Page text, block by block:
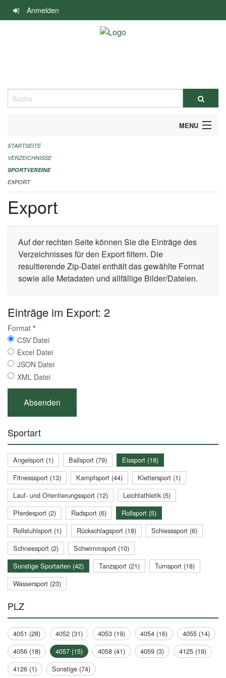
Navigation
überspringen
Anmelden
Suche
MENU
ALLGEMEINE INFORMATIONEN
FINANZIELLE UNTERSTÜTZUNG BENÖTIGT?
KONTAKT
STARTSEITE
VERZEICHNISSE
SPORTVEREINE
EXPORT
Export
Auf der rechten Seite können Sie die Einträge des
Verzeichnisses für den Export filtern. Die
resultierende Zip-Datei enthält das gewählte Format
sowie alle Metadaten und allfällige Bilder/Dateien.
Einträge im Export: 2
Format *
CSV Datei
Excel Datei
JSON Datei
XML Datei
Sportart
Angelsport (1) Ballsport (79)
Eissport (18)
Fitnesssport (13)
Kampfsport (44)
Klettersport (1)
Lauf- und Orientierungssport (12)
Leichtathletik (5)
Pferdesport (2)
Radsport (6)
Rollsport (5)
Rollstuhlsport (1)
Rückschlagsport (18)
Schiesssport (6)
Schneesport (2)
Schwimmsport (10)
Sonstige Sportarten (42)
Tanzsport (21)
Turnsport (18)
Wassersport (23)
PLZ
4051 (28) 4052 (31) 4053 (19) 4054 (16)
4055 (14)
4056 (18)
4057 (15) 4058 (41) 4059 (3)
4125 (19)
4126 (1)
Sonstige (74)